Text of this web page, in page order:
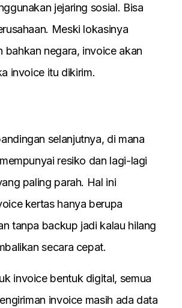
jejaring sosial. Bisa
Meski lokasinya
bahkan negara, invoice akan
invoice itu dikirim.
selanjutnya, di mana
resiko dan lagi-lagi
paling parah. Hal ini
kertas hanya berupa
tanpa backup jadi kalau hilang
secara cepat.
invoice bentuk digital, semua
invoice masih ada data